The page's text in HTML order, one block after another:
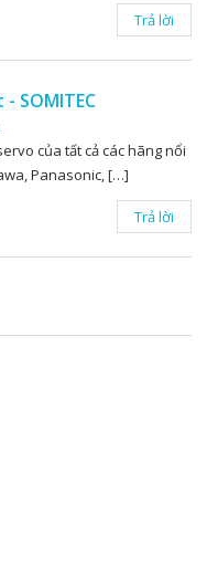
Trả lời
SOMITEC
của tất cả các hãng nổi
Panasonic, […]
Trả lời